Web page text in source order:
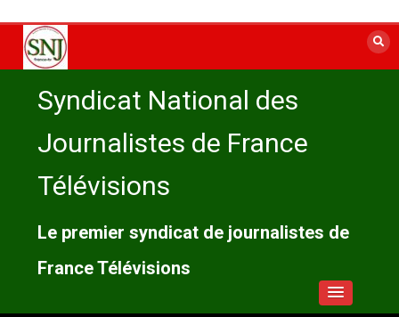
contenu
Syndicat National des
Journalistes de France
Télévisions
Le premier syndicat de journalistes de
France Télévisions